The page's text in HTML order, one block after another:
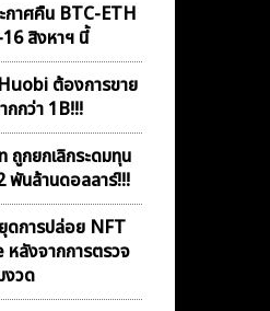
าศคืน BTC-ETH
สิงหาฯ นี้
ต้องการขาย
กกว่า 1B!!!
ถูกยกเลิกระดมทุน
พันล้านดอลลาร์!!!
การปล่อย NFT
ลังจากการตรวจ
งวด